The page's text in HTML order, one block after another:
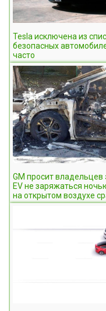
Tesla исключена из
безопасных
часто
GM просит
EV не заряжаться
на открытом воздухе